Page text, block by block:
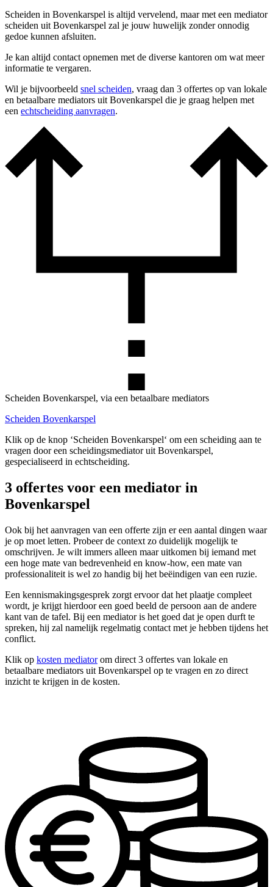
Scheiden in Bovenkarspel is altijd vervelend, maar met een mediator
scheiden uit Bovenkarspel zal je jouw huwelijk zonder onnodig
gedoe kunnen afsluiten.
Je kan altijd contact opnemen met de diverse kantoren om wat meer
informatie te vergaren.
Wil je bijvoorbeeld snel scheiden, vraag dan 3 offertes op van lokale
en betaalbare mediators uit Bovenkarspel die je graag helpen met
een echtscheiding aanvragen.
Scheiden Bovenkarspel, via een betaalbare mediators
Scheiden Bovenkarspel
Klik op de knop ‘Scheiden Bovenkarspel‘ om een scheiding aan te
vragen door een scheidingsmediator uit Bovenkarspel,
gespecialiseerd in echtscheiding.
3 offertes voor een mediator in
Bovenkarspel
Ook bij het aanvragen van een offerte zijn er een aantal dingen waar
je op moet letten. Probeer de context zo duidelijk mogelijk te
omschrijven. Je wilt immers alleen maar uitkomen bij iemand met
een hoge mate van bedrevenheid en know-how, een mate van
professionaliteit is wel zo handig bij het beëindigen van een ruzie.
Een kennismakingsgesprek zorgt ervoor dat het plaatje compleet
wordt, je krijgt hierdoor een goed beeld de persoon aan de andere
kant van de tafel. Bij een mediator is het goed dat je open durft te
spreken, hij zal namelijk regelmatig contact met je hebben tijdens het
conflict.
Klik op kosten mediatorom direct 3 offertes van lokale en
betaalbare mediators uit Bovenkarspel op te vragen en zo direct
inzicht te krijgen in de kosten.